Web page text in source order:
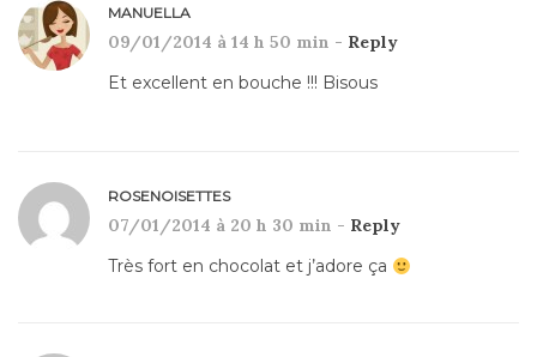
MANUELLA
09/01/2014 à 14 h 50 min - Reply
Et excellent en bouche !!! Bisous
ROSENOISETTES
07/01/2014 à 20 h 30 min - Reply
Très fort en chocolat et j’adore ça